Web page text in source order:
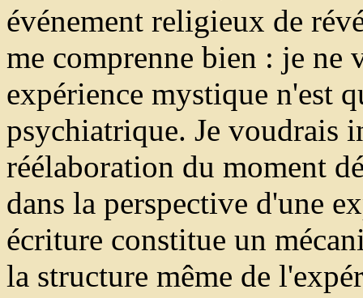
événement religieux de
me comprenne bien : je ne
expérience mystique n'est
psychiatrique. Je voudrais
réélaboration du moment
dans la perspective d'une
écriture constitue un
la structure même de